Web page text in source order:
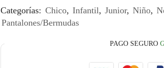
Categorías: Chico, Infantil, Junior, Niño,
Pantalones/Bermudas
PAGO SEGURO